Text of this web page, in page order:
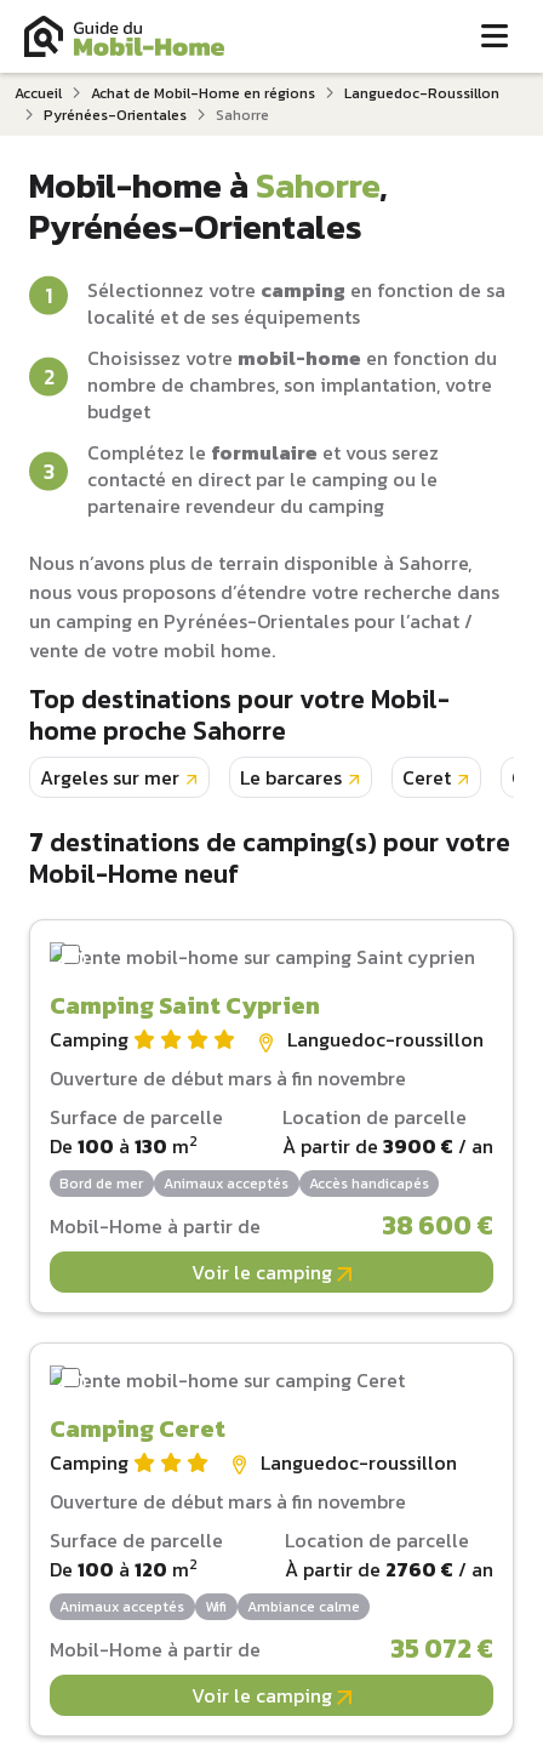
Accueil Achat de Mobil-Home en régions
Languedoc-Roussillon
Pyrénées-Orientales
Sahorre
Mobil-home àSahorre,
Pyrénées-Orientales
Sélectionnez votre camping en fonction de sa
localité et de ses équipements
Choisissez votre mobil-home en fonction du
nombre de chambres, son implantation, votre
budget
Complétez le formulaire et vous serez
contacté en direct par le camping ou le
partenaire revendeur du camping
Nous n’avons plus de terrain disponible à Sahorre,
nous vous proposons d’étendre votre recherche dans
un camping en Pyrénées-Orientales pour l’achat /
vente de votre mobil home.
Top destinations pour votre Mobil-
home proche Sahorre
Argeles sur mer Le barcares Ceret
7 destinations de camping(s) pour votre
Mobil-Home neuf
Camping Saint Cyprien
Camping
Languedoc-roussillon
Ouverture de début mars à fin novembre
Surface de parcelle
De 100 à 130 m2
Location de parcelle
À partir de 3900 € / an
Bord de mer Animaux acceptés Accès handicapés
Mobil-Home à partir de 38 600 €
Voir le camping
Camping Ceret
Camping
Languedoc-roussillon
Ouverture de début mars à fin novembre
Surface de parcelle
De 100 à 120 m2
Location de parcelle
À partir de 2760 € / an
Animaux acceptés Wifi Ambiance calme
Mobil-Home à partir de 35 072 €
Voir le camping